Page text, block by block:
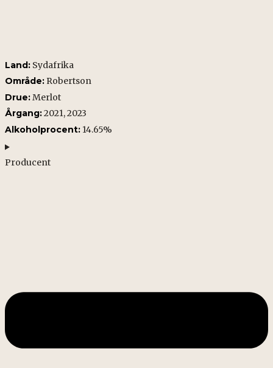
Land: Sydafrika
Område: Robertson
Drue:Merlot
Årgang:2021, 2023
Alkoholprocent: 14.65%
Producent